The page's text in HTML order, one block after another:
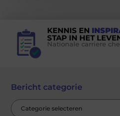
KENNIS EN
STAP IN HET
Nationale carriere
Bericht categorie